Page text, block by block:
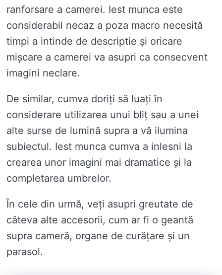
ranforsare a camerei. Iest munca este
considerabil necaz a poza macro necesită
timpi a intinde de descriptie și oricare
mișcare a camerei va asupri ca consecvent
imagini neclare.
De similar, cumva doriți să luați în
considerare utilizarea unui bliț sau a unei
alte surse de lumină supra a vă ilumina
subiectul. Iest munca cumva a inlesni la
crearea unor imagini mai dramatice și la
completarea umbrelor.
În cele din urmă, veți asupri greutate de
câteva alte accesorii, cum ar fi o geantă
supra cameră, organe de curățare și un
parasol.